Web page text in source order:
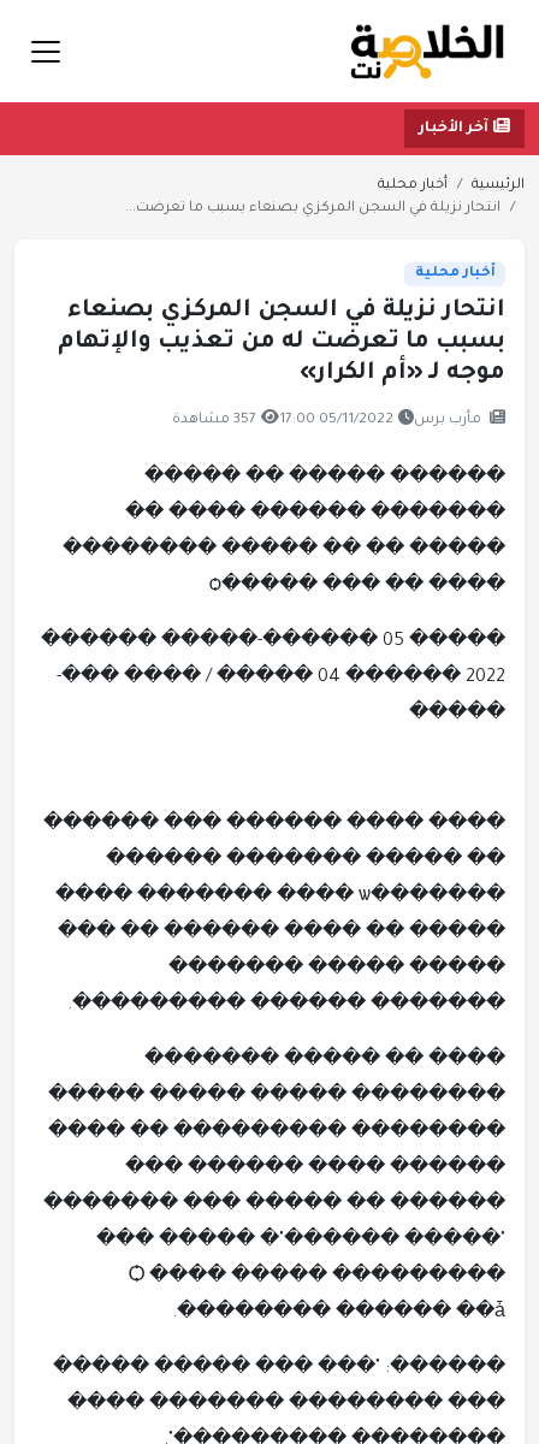
آخر الأخبار
الرئيسية
أخبار محلية
انتحار نزيلة في السجن المركزي بصنعاء بسبب ما تعرضت...
أخبار محلية
انتحار نزيلة في السجن المركزي بصنعاء
بسبب ما تعرضت له من تعذيب والإتهام
موجه لـ «أم الكرار»
مأرب برس 05/11/2022 17:00 357 مشاهدة
������ ����� �� �����
������� ������ ���� ��
����� �� �� ����� ��������
���� �� ��� �����ѻ
����� 05 ������-����� ������
2022 ������ 04 ����� / ���� ���-
�����
���� ���� ������ ��� ������
�� ����� ������� ������
�������ѡ ���� ������� ����
����� �� ���� ������ �� ���
����� ����� �������
������� ������ ���������.
���� �� ����� �������
�������� ����� ����� �����
�������� ��������� �� ����
������ ���� ������ ���
������ �� ����� ��� �������
"����� ������"� ����� ���
�������Ѻ ���� ����� ��
������ ��ǡ ��������.
������: "��� ��� ����� �����
��� �������� ������� ����